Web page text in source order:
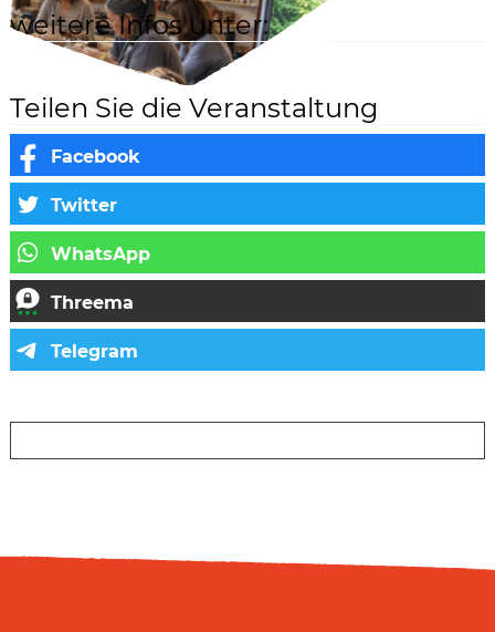
weitere Infos unter:
Webseite
Teilen Sie die Veranstaltung